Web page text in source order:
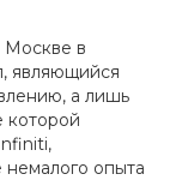
Москве в
являющийся
а лишь
которой
немалого опыта